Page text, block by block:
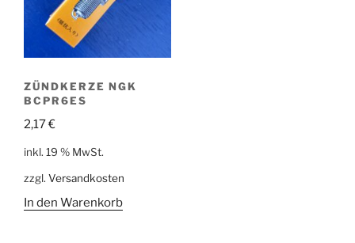
ZÜNDKERZE NGK
BCPR6ES
2,17€
inkl. 19 % MwSt.
zzgl. Versandkosten
In den Warenkorb